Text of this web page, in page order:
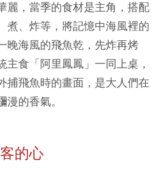
麗，當季的食材是主角，搭配
煮、炸等，將記憶中海風裡的
晚海風的飛魚乾，先炸再烤
主食「阿里鳳鳳」一同上桌，
捕飛魚時的畫面，是大人們在
漫的香氣。
的心